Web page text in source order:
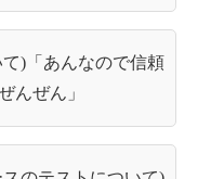
)「あんなので信頼
んぜん」